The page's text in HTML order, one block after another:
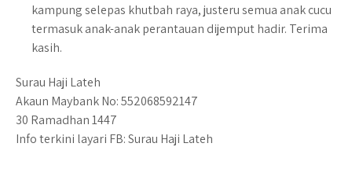
kampung selepas khutbah raya, justeru semua anak cucu
termasuk anak-anak perantauan dijemput hadir. Terima
kasih.
Surau Haji Lateh
Akaun Maybank No: 552068592147
30 Ramadhan 1447
Info terkini layari FB: Surau Haji Lateh